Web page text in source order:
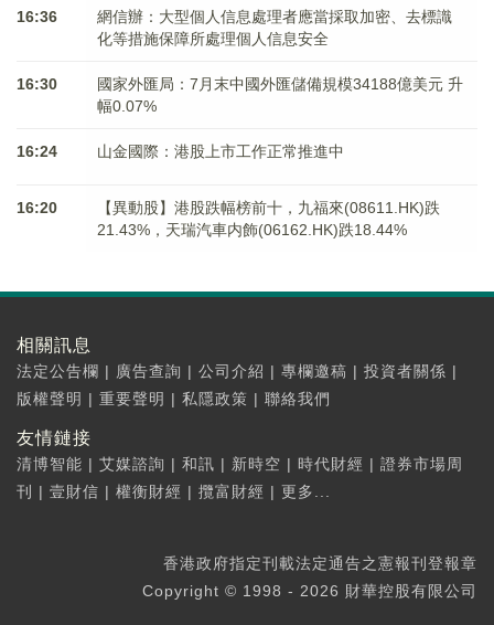
16:36
網信辦：大型個人信息處理者應當採取加密、去標識
化等措施保障所處理個人信息安全
16:30
國家外匯局：7月末中國外匯儲備規模34188億美元 升
幅0.07%
16:24 山金國際：港股上市工作正常推進中
16:20
【異動股】港股跌幅榜前十，九福來(08611.HK)跌
21.43%，天瑞汽車内飾(06162.HK)跌18.44%
相關訊息
法定公告欄 | 廣告查詢 | 公司介紹 | 專欄邀稿 | 投資者關係 |
版權聲明 | 重要聲明 | 私隱政策 | 聯絡我們
友情鏈接
清博智能 | 艾媒諮詢 | 和訊 | 新時空 | 時代財經 | 證券市場周
刊
| 壹財信 | 權衡財經 | 攬富財經 | 更多...
香港政府指定刊載法定通告之憲報刊登報章
Copyright © 1998 - 2026 財華控股有限公司